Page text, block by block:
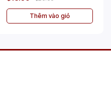
Thêm vào giỏ